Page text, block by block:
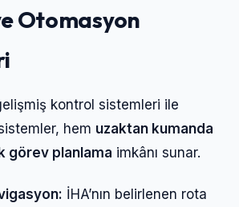
Otomasyon
kontrol sistemleri ile
hem uzaktan kumanda
görev planlama imkânı sunar.
İHA’nın belirlenen rota